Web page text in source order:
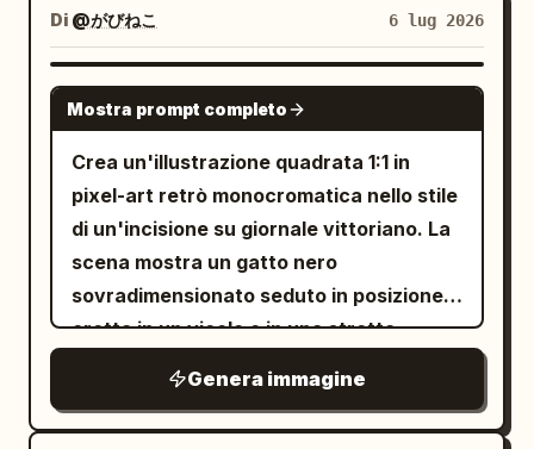
è un anello a punti rosso con un punto
centrale rosso pieno. La manopola
destra ha un arco rosso e un punto
indicatore rosso. Traccia 3: Numero
etichetta “3”. Tema ciano. La creatura è
un mostro blu con un occhio solo che
balla indossando cuffie, sorridente con
una bocca dentata, braccia sollevate,
con esattamente 2 note musicali
fluttuanti vicino alla testa. Il controllo
centrale è un cerchio a punti ciano
La manopola destra ha un arco ciano e
piccola etichetta color crema a destra.
Le 4 etichette, dall'alto verso il basso,
sono: 「フィグマ」, 「フレーマー」, 「ウェ
ブフロー」, 「コード」. Illustrazione del
esattamente 3 elementi principali
impilati verticalmente: 1) un monitor nero
con una semplice finestra di
codice/editor che utilizza linee arancioni
e beige, 2) un foglio di documento color
crema con alcune righe di testo e un
quadrato arancione, 3) una freccia
arancione rivolta a destra lungo la parte
con strisce pedonali bianche e
pavimentazione crepata. Sulla destra,
posiziona una berlina retrò a due porte di
colore rosa parcheggiata a bordo
strada, parzialmente tagliata dal bordo
dell'inquadratura. Sopra di essa, un
grande cartellone pubblicitario giallo
rialzato riporta la scritta
lettere stampatello sbiadite, montato su
un palo alto con ombre e supporti in pixel
scuri. Vicino al centro, includi un alto
palo della luce con una piccola traversa
del trasformatore e cavi penzolanti.
Di @がびねこ 6 lug 2026
GPT IMAGE 2
Mostra prompt completo
Crea un'illustrazione quadrata 1:1 in
pixel-art retrò monocromatica nello stile
di un'incisione su giornale vittoriano. La
scena mostra un gatto nero
sovradimensionato seduto in posizione
eretta in un vicolo o in una stretta
dithering, puntinismo, tratteggio
incrociato e una texture a pixel 1-bit
Genera immagine